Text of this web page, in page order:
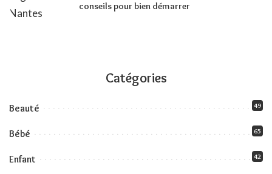
conseils pour bien démarrer
Catégories
Beauté 49
Bébé 65
Enfant 42